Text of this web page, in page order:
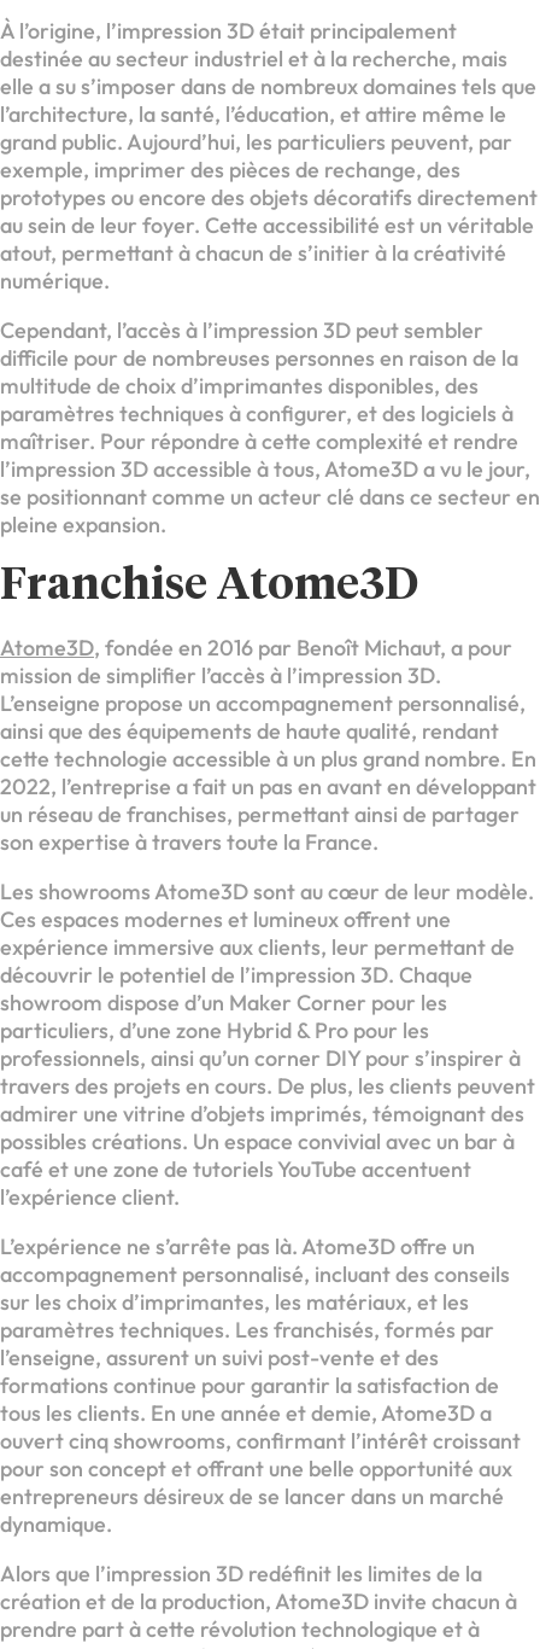
À l’origine, l’impression 3D était principalement
destinée au secteur industriel et à la recherche, mais
elle a su s’imposer dans de nombreux domaines tels que
l’architecture, la santé, l’éducation, et attire même le
grand public. Aujourd’hui, les particuliers peuvent, par
exemple, imprimer des pièces de rechange, des
prototypes ou encore des objets décoratifs directement
au sein de leur foyer. Cette accessibilité est un véritable
atout, permettant à chacun de s’initier à la créativité
numérique.
Cependant, l’accès à l’impression 3D peut sembler
difficile pour de nombreuses personnes en raison de la
multitude de choix d’imprimantes disponibles, des
paramètres techniques à configurer, et des logiciels à
maîtriser. Pour répondre à cette complexité et rendre
l’impression 3D accessible à tous, Atome3D a vu le jour,
se positionnant comme un acteur clé dans ce secteur en
pleine expansion.
Franchise Atome3D
Atome3D, fondée en 2016 par Benoît Michaut, a pour
mission de simplifier l’accès à l’impression 3D.
L’enseigne propose un accompagnement personnalisé,
ainsi que des équipements de haute qualité, rendant
cette technologie accessible à un plus grand nombre. En
2022, l’entreprise a fait un pas en avant en développant
un réseau de franchises, permettant ainsi de partager
son expertise à travers toute la France.
Les showrooms Atome3D sont au cœur de leur modèle.
Ces espaces modernes et lumineux offrent une
expérience immersive aux clients, leur permettant de
découvrir le potentiel de l’impression 3D. Chaque
showroom dispose d’un Maker Corner pour les
particuliers, d’une zone Hybrid & Pro pour les
professionnels, ainsi qu’un corner DIY pour s’inspirer à
travers des projets en cours. De plus, les clients peuvent
admirer une vitrine d’objets imprimés, témoignant des
possibles créations. Un espace convivial avec un bar à
café et une zone de tutoriels YouTube accentuent
l’expérience client.
L’expérience ne s’arrête pas là. Atome3D offre un
accompagnement personnalisé, incluant des conseils
sur les choix d’imprimantes, les matériaux, et les
paramètres techniques. Les franchisés, formés par
l’enseigne, assurent un suivi post-vente et des
formations continue pour garantir la satisfaction de
tous les clients. En une année et demie, Atome3D a
ouvert cinq showrooms, confirmant l’intérêt croissant
pour son concept et offrant une belle opportunité aux
entrepreneurs désireux de se lancer dans un marché
dynamique.
Alors que l’impression 3D redéfinit les limites de la
création et de la production, Atome3D invite chacun à
prendre part à cette révolution technologique et à